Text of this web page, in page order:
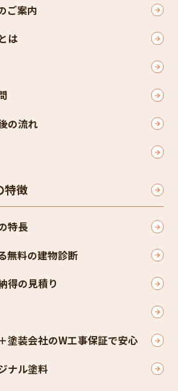
ご案内
は
の流れ
特徴
特長
無料の建物診断
得の見積り
塗装会社のW工事保証で安心
ナル塗料